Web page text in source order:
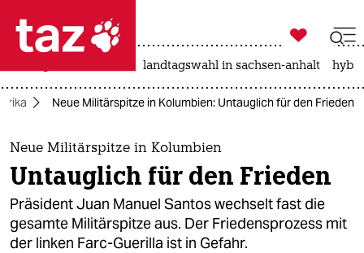
 taz zahl ich
taz zahl ich
themen
politik
öko

taz zahl ich
landtagswahl in sachsen-anhalt
Neue Militärspitze in Kolumbien: Untauglich für den Frieden
Neue Militärspitze in Kolumbien
Untauglich für den Frieden
Präsident Juan Manuel Santos wechselt fast die
gesamte Militärspitze aus. Der Friedensprozess mit
der linken Farc-Guerilla ist in Gefahr.